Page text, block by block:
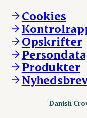
Vores resultater
Vores lokationer
Kontakt
Andelsejere - kreatur
DAT-Schaub.com
ESS-FOOD.com
Fonden Dansk
KLS.se
nordicspoor.com
Scanhide.dk
Cookies
Opskrifter
Produkter
Danish